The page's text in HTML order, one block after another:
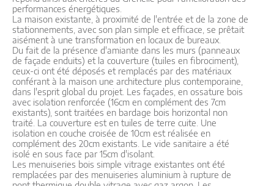
performances énergétiques.
La maison existante, à proximité de l'entrée et de la zone de
stationnements, avec son plan simple et efficace, se prêtait
aisément à une transformation en locaux de bureaux.
Du fait de la présence d'amiante dans les murs (panneaux
de façade enduits) et la couverture (tuiles en fibrociment),
ceux-ci ont été déposés et remplacés par des matériaux
conférant à la maison une architecture plus contemporaine,
dans l'esprit global du projet. Les façades, en ossature bois
avec isolation renforcée (16cm en complément des 7cm
existants), sont traitées en bardage bois horizontal non
traité. La couverture est en tuiles de terre cuite. Une
isolation en couche croisée de 10cm est réalisée en
complément des 20cm existants. Le vide sanitaire a été
isolé en sous face par 15cm d'isolant.
Les menuiseries bois simple vitrage existantes ont été
remplacées par des menuiseries aluminium à rupture de